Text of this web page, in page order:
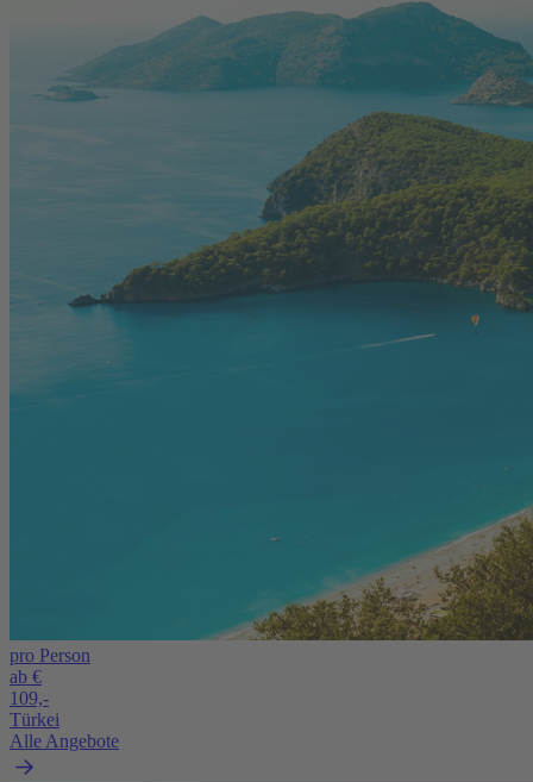
pro Person
ab €
109,-
Türkei
Alle Angebote